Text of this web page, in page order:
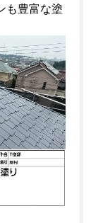
も豊富な塗